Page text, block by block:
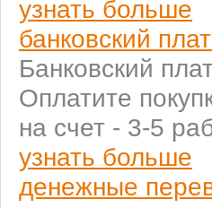
узнать больше
банковский
Банковский
Оплатите
на счет - 3-5
узнать больше
денежные